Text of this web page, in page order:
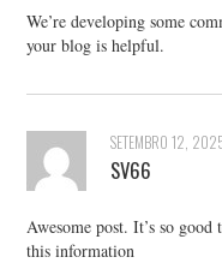
We’re developing some
your blog is helpful.
SETEMBRO 12,
SV66
Awesome post. It’s so
this information